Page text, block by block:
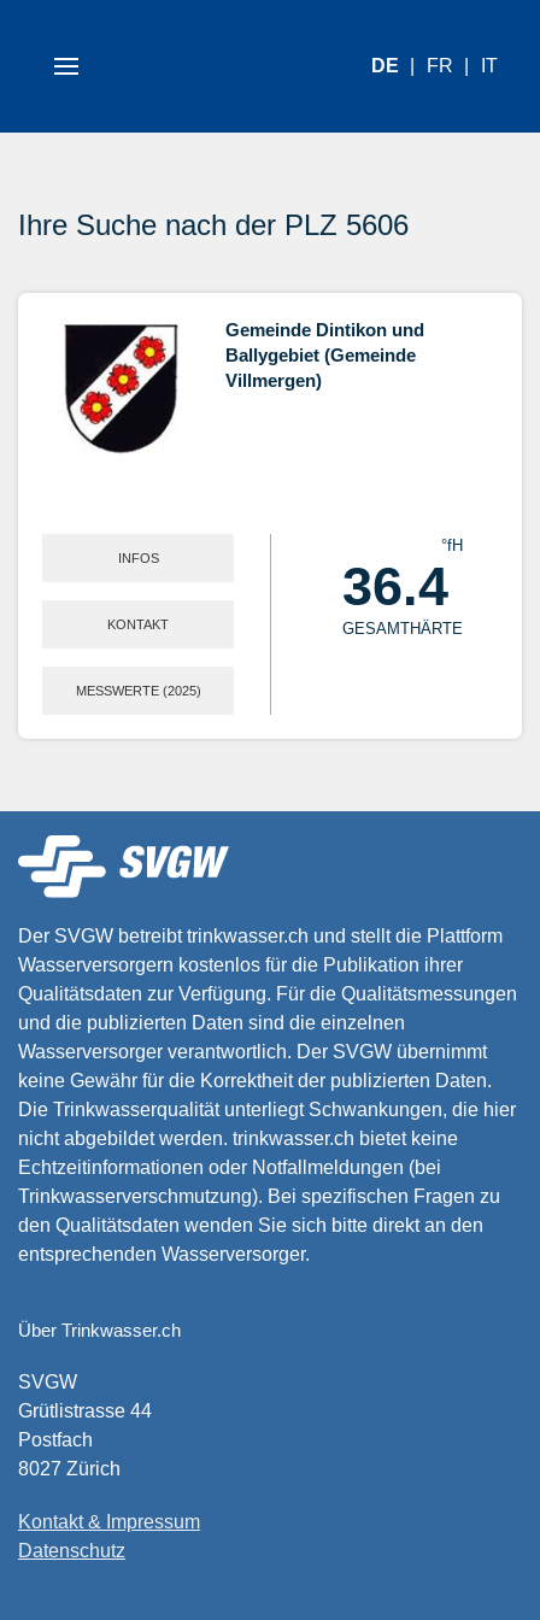
DE FR IT
Ihre Suche nach der PLZ 5606
Gemeinde Dintikon und
Ballygebiet (Gemeinde
Villmergen)
INFOS
KONTAKT
MESSWERTE (2025)
°fH
36.4
GESAMTHÄRTE
Der SVGW betreibt trinkwasser.ch und stellt die Plattform
Wasserversorgern kostenlos für die Publikation ihrer
Qualitätsdaten zur Verfügung. Für die Qualitätsmessungen
und die publizierten Daten sind die einzelnen
Wasserversorger verantwortlich. Der SVGW übernimmt
keine Gewähr für die Korrektheit der publizierten Daten.
Die Trinkwasserqualität unterliegt Schwankungen, die hier
nicht abgebildet werden. trinkwasser.ch bietet keine
Echtzeitinformationen oder Notfallmeldungen (bei
Trinkwasserverschmutzung). Bei spezifischen Fragen zu
den Qualitätsdaten wenden Sie sich bitte direkt an den
entsprechenden Wasserversorger.
Über Trinkwasser.ch
SVGW
Grütlistrasse 44
Postfach
8027 Zürich
Kontakt & Impressum
Datenschutz